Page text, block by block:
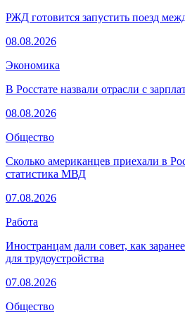
РЖД готовится запустить поезд
08.08.2026
Экономика
В Росстате назвали отрасли с
08.08.2026
Общество
Сколько американцев приехали в
статистика МВД
07.08.2026
Работа
Иностранцам дали совет, как
для трудоустройства
07.08.2026
Общество